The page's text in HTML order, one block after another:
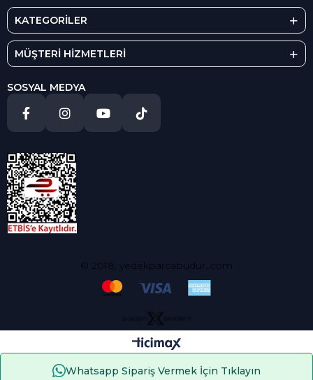
KATEGORİLER
MÜŞTERİ HİZMETLERİ
SOSYAL MEDYA
© 2018, yedekparcabudur..com
Whatsapp Sipariş Vermek İçin Tıklayın